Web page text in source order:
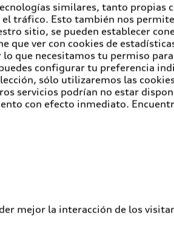
Audi Certified :plus
Concesionarios Audi
similares, tanto propias
el tráfico. Esto también nos
sitio, se pueden establecer
que ver con cookies de
que necesitamos tu permiso
configurar tu preferencia
sólo utilizaremos las
servicios podrían no estar
con efecto inmediato.
mejor la interacción de los